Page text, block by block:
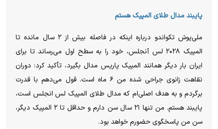
پایبند مدال طلای المپیک هستم
ملی‌پوش تکواندو درباره اینکه در فاصله بیش از ۲ سال مانده تا
المپیک ۲۰۲۸ لس آنجلس، خود را به سطح اول می‌رساند تا برای
ایران بار دیگر همانند المپیک پاریس مدال بگیرد، تأکید کرد: دوران
نقاهت زانوی جراحی شده من ۶ ماه است. قول می‌دهم با قدرت
برگردم و به هدف اصلی‌ام که مدال طلای المپیک لس انجلس است،
پایبند هستم. من تنها ۲۱ سال سن دارم و حداقل تا ۲ المپیک دیگر،
سن من پاسخگوی حضورم خواهد بود.